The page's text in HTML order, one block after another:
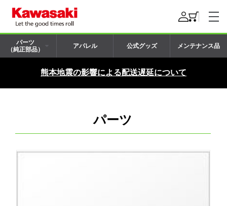
パーツ
（純正部品）
アパレル 公式グッズ メンテナンス品
熊本地震の影響による配送遅延について
パーツ